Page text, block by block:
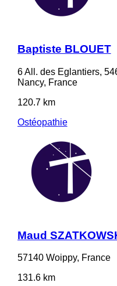
Baptiste BLOUET
6 All. des Eglantiers,
Nancy, France
120.7 km
Ostéopathie
Maud
57140 Woippy, France
131.6 km